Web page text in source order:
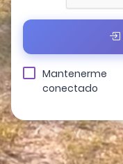
Mantenerme
conectado